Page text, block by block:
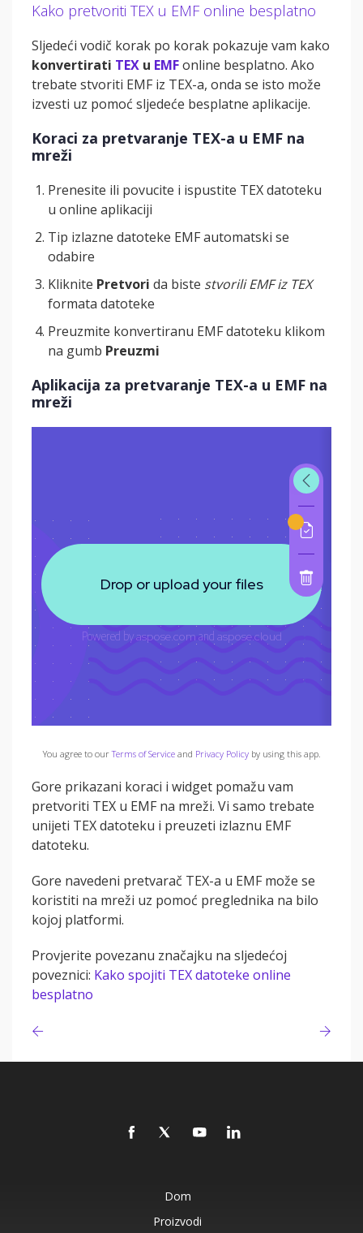
Kako pretvoriti TEX u EMF online besplatno
Sljedeći vodič korak po korak pokazuje vam kako
konvertirati TEX u EMFonline besplatno. Ako
trebate stvoriti EMF iz TEX-a, onda se isto može
izvesti uz pomoć sljedeće besplatne aplikacije.
Koraci za pretvaranje TEX-a u EMF na
mreži
Prenesite ili povucite i ispustite TEX datoteku
u online aplikaciji
Tip izlazne datoteke EMF automatski se
odabire
Kliknite Pretvori da biste stvorili EMF iz TEX
formata datoteke
Preuzmite konvertiranu EMF datoteku klikom
na gumb Preuzmi
Aplikacija za pretvaranje TEX-a u EMF na
mreži
You agree to ourTerms of Serviceand Privacy Policyby using this app.
Gore prikazani koraci i widget pomažu vam
pretvoriti TEX u EMF na mreži. Vi samo trebate
unijeti TEX datoteku i preuzeti izlaznu EMF
datoteku.
Gore navedeni pretvarač TEX-a u EMF može se
koristiti na mreži uz pomoć preglednika na bilo
kojoj platformi.
Provjerite povezanu značajku na sljedećoj
poveznici: Kako spojiti TEX datoteke online
besplatno
Dom
Proizvodi